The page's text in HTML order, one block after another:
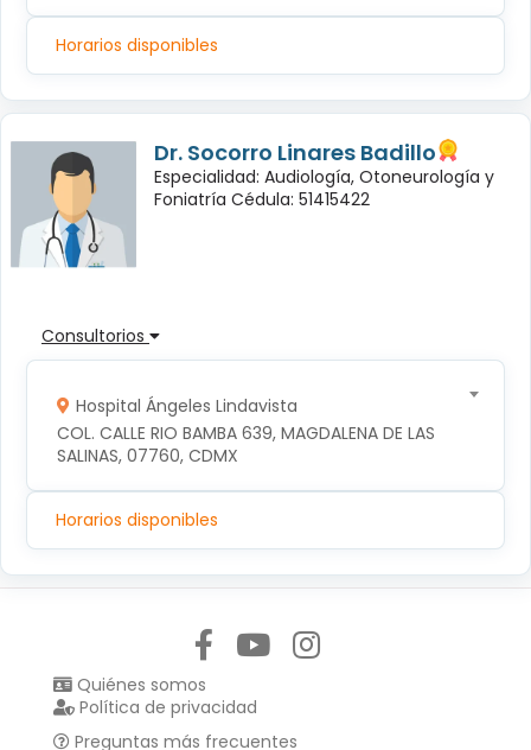
Horarios disponibles
Dr. Socorro Linares Badillo
Especialidad: Audiología, Otoneurología y
Foniatría Cédula: 51415422
Consultorios
Hospital Ángeles Lindavista
COL. CALLE RIO BAMBA 639, MAGDALENA DE LAS
SALINAS, 07760, CDMX
Horarios disponibles
Quiénes somos
Política de privacidad
Preguntas más frecuentes